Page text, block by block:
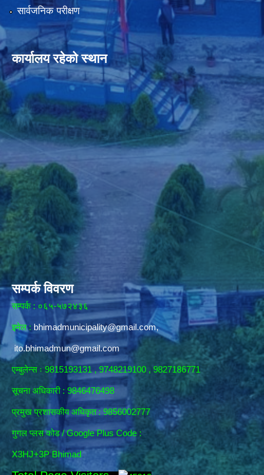
सार्वजनिक परीक्षण
कार्यालय रहेको स्थान
सम्पर्क विवरण
सम्पर्क : ०६५-५७२४३६
इमेल : bhimadmunicipality@gmail.com,
ito.bhimadmun@gmail.com
एम्बुलेन्स ः 9815193131 , 9748219100 , 9827186771
सूचना अधिकारी : 9846476498
प्रमुख प्रशासकीय अधिकृत : 9856002777
गुगल प्लस कोड / Google Plus Code :
X3HJ+3P Bhimad